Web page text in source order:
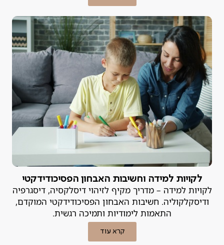
לקויות למידה וחשיבות האבחון הפסיכודידקטי
לקויות למידה – מדריך מקיף לזיהוי דיסלקסיה, דיסגרפיה
ודיסקלקוליה. חשיבות האבחון הפסיכודידקטי המוקדם,
התאמות לימודיות ותמיכה רגשית.
קרא עוד